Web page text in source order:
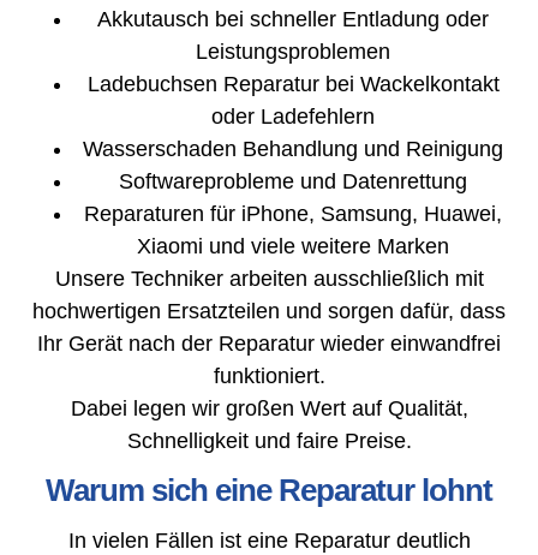
Akkutausch bei schneller Entladung oder
Leistungsproblemen
Ladebuchsen Reparatur bei Wackelkontakt
oder Ladefehlern
Wasserschaden Behandlung und Reinigung
Softwareprobleme und Datenrettung
Reparaturen für iPhone, Samsung, Huawei,
Xiaomi und viele weitere Marken
Unsere Techniker arbeiten ausschließlich mit
hochwertigen Ersatzteilen und sorgen dafür, dass
Ihr Gerät nach der Reparatur wieder einwandfrei
funktioniert.
Dabei legen wir großen Wert auf Qualität,
Schnelligkeit und faire Preise.
Warum sich eine Reparatur lohnt
In vielen Fällen ist eine Reparatur deutlich